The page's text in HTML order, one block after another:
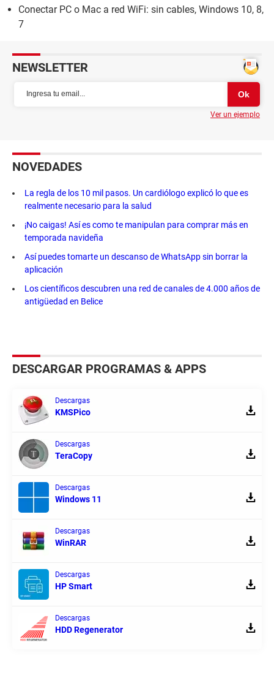
Conectar PC o Mac a red WiFi: sin cables, Windows 10, 8,
7
NEWSLETTER
Ver un ejemplo
NOVEDADES
La regla de los 10 mil pasos. Un cardiólogo explicó lo que es
realmente necesario para la salud
¡No caigas! Así es como te manipulan para comprar más en
temporada navideña
Así puedes tomarte un descanso de WhatsApp sin borrar la
aplicación
Los científicos descubren una red de canales de 4.000 años de
antigüedad en Belice
DESCARGAR PROGRAMAS & APPS
Descargas
KMSPico
Descargas
TeraCopy
Descargas
Windows 11
Descargas
WinRAR
Descargas
HP Smart
Descargas
HDD Regenerator